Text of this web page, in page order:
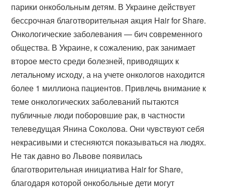
парики онкобольным детям. В Украине действует
бессрочная благотворительная акция Hair for Share.
Онкологические заболевания — бич современного
общества. В Украине, к сожалению, рак занимает
второе место среди болезней, приводящих к
летальному исходу, а на учете онкологов находится
более 1 миллиона пациентов. Привлечь внимание к
теме онкологических заболеваний пытаются
публичные люди поборовшие рак, в частности
телеведущая Янина Соколова. Они чувствуют себя
некрасивыми и стесняются показываться на людях.
Не так давно во Львове появилась
благотворительная инициатива Hair for Share,
благодаря которой онкобольные дети могут